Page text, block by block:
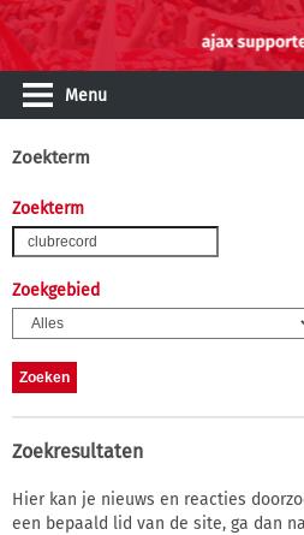
Menu
Zoekterm
Zoekterm
Zoekgebied
Zoekresultaten
Hier kan je nieuws en reacties
een bepaald lid van de site, ga dan